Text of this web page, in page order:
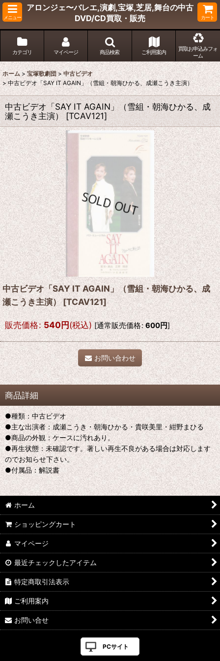
メニュー
アロンジェ〜バレエ,演劇,宝塚,芝居,舞台の中古
DVD/CD買取・販売
カート
カテゴリ マイページ 商品検索 ご利用案内
買取お申込みフォ
ーム
ホーム > 宝塚歌劇団 > 中古ビデオ
> 中古ビデオ「SAY IT AGAIN」（雪組・朝海ひかる、成瀬こうき主演）
中古ビデオ「SAY IT AGAIN」（雪組・朝海ひかる、成
瀬こうき主演） [TCAV121]
中古ビデオ「SAY IT AGAIN」（雪組・朝海ひかる、成
瀬こうき主演）[TCAV121]
販売価格: 540円(税込) [通常販売価格: 600円]
お問い合わせ
商品詳細
●種類：中古ビデオ
●主な出演者：成瀬こうき・朝海ひかる・貴咲美里・紺野まひる
●商品の外観：ケースに汚れあり。
●再生状態：未確認です。著しい再生不良がある場合は対応します
のでお知らせ下さい。
●付属品：解説書
ホーム
ショッピングカート
マイページ
最近チェックしたアイテム
特定商取引法表示
ご利用案内
お問い合せ
PCサイト